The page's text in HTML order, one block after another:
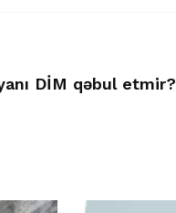
DİM qəbul etmir?